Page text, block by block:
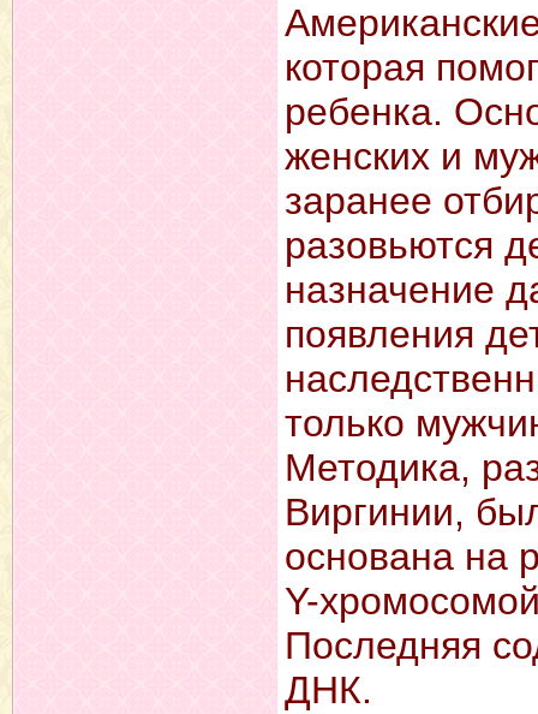
которая
ребенка.
женских и
заранее
разовьются
назначение
появления
только
Методика,
Виргинии,
основана на
Y-
Последняя
ДНК.